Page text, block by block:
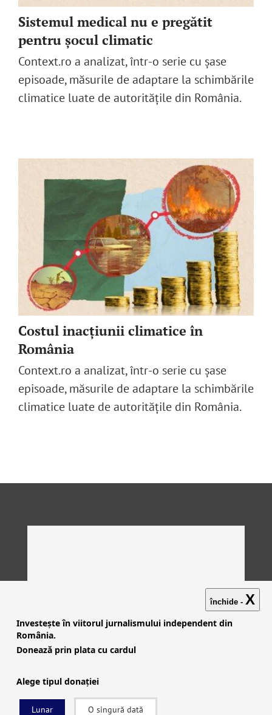
Sistemul medical nu e pregătit
pentru șocul climatic
Context.ro a analizat, într-o serie cu șase
episoade, măsurile de adaptare la schimbările
climatice luate de autoritățile din România.
Costul inacțiunii climatice în
România
Context.ro a analizat, într-o serie cu șase
episoade, măsurile de adaptare la schimbările
climatice luate de autoritățile din România.
închide - X
Investește în viitorul jurnalismului independent din
România.
Donează prin plata cu cardul
Alege tipul donației
Lunar O singură dată